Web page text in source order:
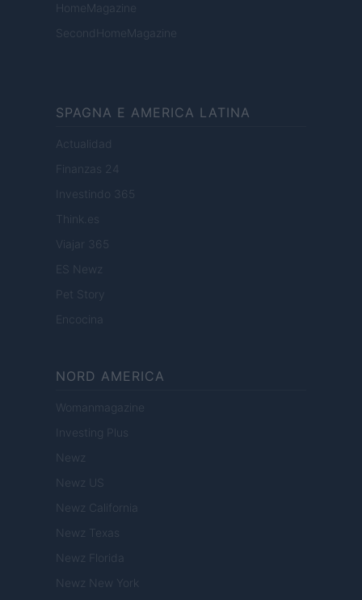
HomeMagazine
SecondHomeMagazine
SPAGNA E AMERICA LATINA
Actualidad
Finanzas 24
Investindo 365
Think.es
Viajar 365
ES Newz
Pet Story
Encocina
NORD AMERICA
Womanmagazine
Investing Plus
Newz
Newz US
Newz California
Newz Texas
Newz Florida
Newz New York